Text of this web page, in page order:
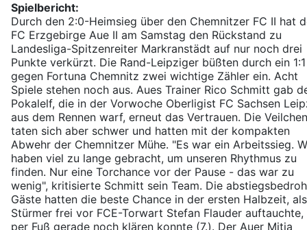
Spielbericht:
Durch den 2:0-Heimsieg über den Chemnitzer FC II hat
FC Erzgebirge Aue II am Samstag den Rückstand zu
Landesliga-Spitzenreiter Markranstädt auf nur noch drei
Punkte verkürzt. Die Rand-Leipziger büßten durch ein 1:1
gegen Fortuna Chemnitz zwei wichtige Zähler ein. Acht
Spiele stehen noch aus. Aues Trainer Rico Schmitt gab
Pokalelf, die in der Vorwoche Oberligist FC Sachsen
aus dem Rennen warf, erneut das Vertrauen. Die Veilchen
taten sich aber schwer und hatten mit der kompakten
Abwehr der Chemnitzer Mühe. "Es war ein Arbeitssieg.
haben viel zu lange gebracht, um unseren Rhythmus zu
finden. Nur eine Torchance vor der Pause - das war zu
wenig", kritisierte Schmitt sein Team. Die
Gäste hatten die beste Chance in der ersten Halbzeit,
Stürmer frei vor FCE-Torwart Stefan Flauder auftauchte,
per Fuß gerade noch klären konnte (7.). Der Auer Mitja